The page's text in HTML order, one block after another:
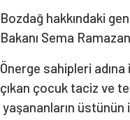
Bozdağ hakkındaki
Bakanı Sema
Önerge sahipleri adına
çıkan çocuk taciz ve
yaşananların